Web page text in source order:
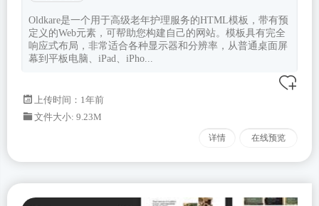
Oldkare是一个用于高级老年护理服务的HTML模板，带有预
定义的Web元素，可帮助您构建自己的网站。模板具有完全
响应式布局，非常适合各种显示器和分辨率，从普通桌面屏
幕到平板电脑、iPad、iPho...
上传时间：1年前
文件大小: 9.23M
详情 在线预览